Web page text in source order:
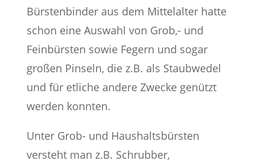
Bürstenbinder aus dem Mittelalter hatte
schon eine Auswahl von Grob,- und
Feinbürsten sowie Fegern und sogar
großen Pinseln, die z.B. als Staubwedel
und für etliche andere Zwecke genützt
werden konnten.
Unter Grob- und Haushaltsbürsten
versteht man z.B. Schrubber,